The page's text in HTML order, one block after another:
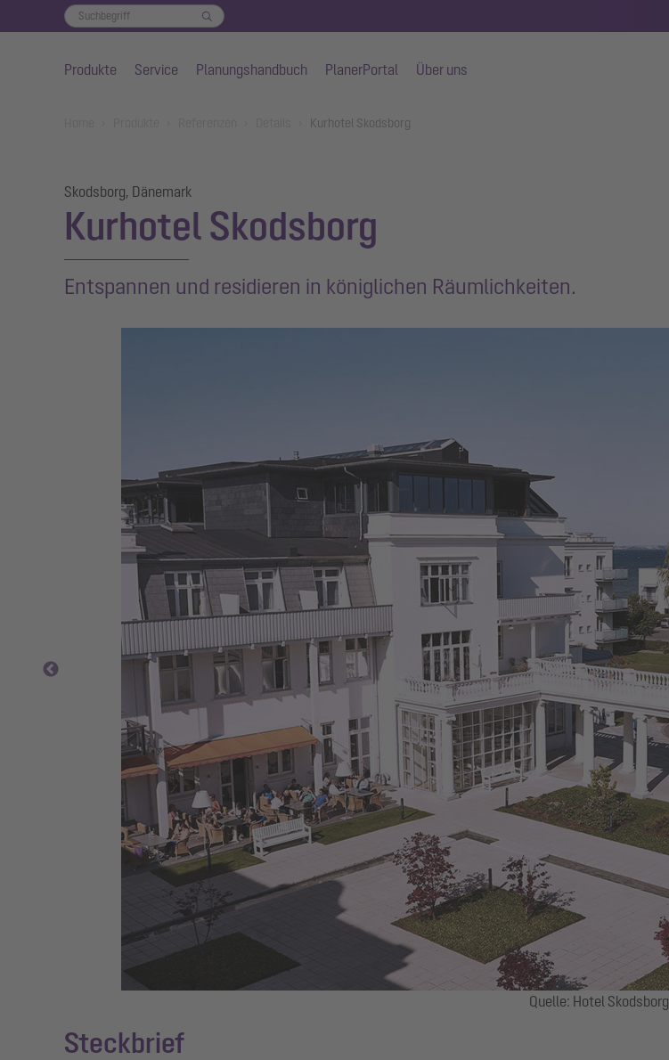
Produkte Service Planungshandbuch PlanerPortal Über uns
Kurhotel Skodsborg
Skodsborg, Dänemark
Kurhotel Skodsborg
Entspannen und residieren in königlichen Räumlichkeiten.
Quelle: Hotel Skodsborg
Steckbrief